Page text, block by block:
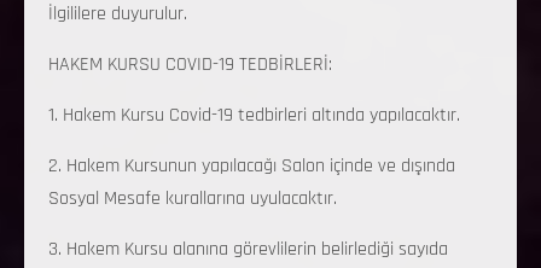
İlgililere duyurulur.
HAKEM KURSU COVID-19 TEDBİRLERİ:
1. Hakem Kursu Covid-19 tedbirleri altında yapılacaktır.
2. Hakem Kursunun yapılacağı Salon içinde ve dışında
Sosyal Mesafe kurallarına uyulacaktır.
3. Hakem Kursu alanına görevlilerin belirlediği sayıda